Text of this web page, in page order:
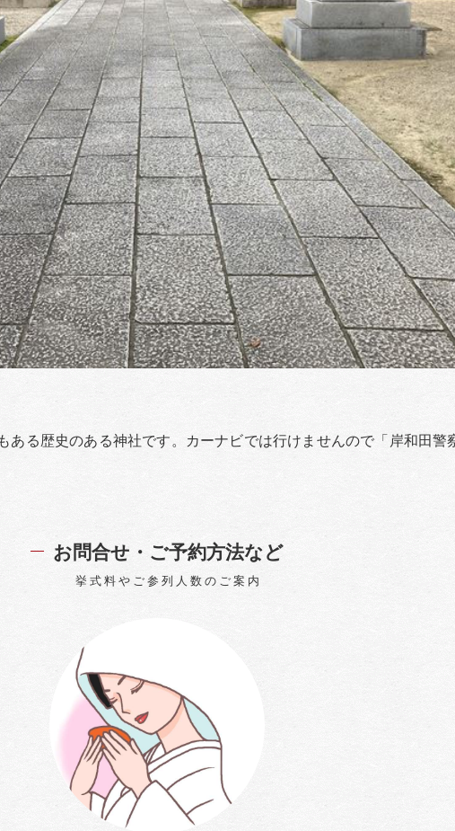
ある歴史のある神社です。カーナビでは行けませんので「岸和田
お問合せ・ご予約方法など
挙式料やご参列人数のご案内